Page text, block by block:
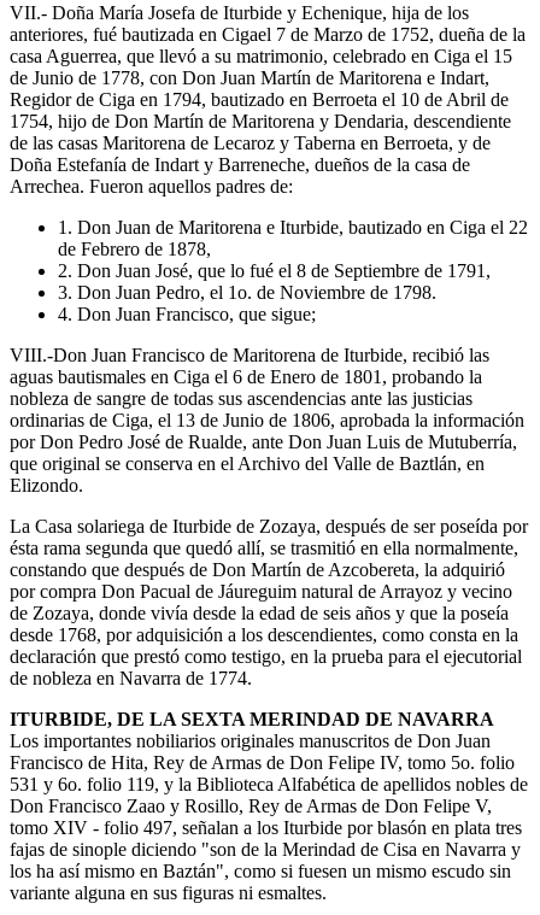
VII.- Doña María Josefa de Iturbide y Echenique, hija de los
anteriores, fué bautizada en Cigael 7 de Marzo de 1752, dueña de la
casa Aguerrea, que llevó a su matrimonio, celebrado en Ciga el 15
de Junio de 1778, con Don Juan Martín de Maritorena e Indart,
Regidor de Ciga en 1794, bautizado en Berroeta el 10 de Abril de
1754, hijo de Don Martín de Maritorena y Dendaria, descendiente
de las casas Maritorena de Lecaroz y Taberna en Berroeta, y de
Doña Estefanía de Indart y Barreneche, dueños de la casa de
Arrechea. Fueron aquellos padres de:
1. Don Juan de Maritorena e Iturbide, bautizado en Ciga el 22
de Febrero de 1878,
2. Don Juan José, que lo fué el 8 de Septiembre de 1791,
3. Don Juan Pedro, el 1o. de Noviembre de 1798.
4. Don Juan Francisco, que sigue;
VIII.-Don Juan Francisco de Maritorena de Iturbide, recibió las
aguas bautismales en Ciga el 6 de Enero de 1801, probando la
nobleza de sangre de todas sus ascendencias ante las justicias
ordinarias de Ciga, el 13 de Junio de 1806, aprobada la información
por Don Pedro José de Rualde, ante Don Juan Luis de Mutuberría,
que original se conserva en el Archivo del Valle de Baztlán, en
Elizondo.
La Casa solariega de Iturbide de Zozaya, después de ser poseída por
ésta rama segunda que quedó allí, se trasmitió en ella normalmente,
constando que después de Don Martín de Azcobereta, la adquirió
por compra Don Pacual de Jáureguim natural de Arrayoz y vecino
de Zozaya, donde vivía desde la edad de seis años y que la poseía
desde 1768, por adquisición a los descendientes, como consta en la
declaración que prestó como testigo, en la prueba para el ejecutorial
de nobleza en Navarra de 1774.
ITURBIDE, DE LA SEXTA MERINDAD DE NAVARRA
Los importantes nobiliarios originales manuscritos de Don Juan
Francisco de Hita, Rey de Armas de Don Felipe IV, tomo 5o. folio
531 y 6o. folio 119, y la Biblioteca Alfabética de apellidos nobles de
Don Francisco Zaao y Rosillo, Rey de Armas de Don Felipe V,
tomo XIV - folio 497, señalan a los Iturbide por blasón en plata tres
fajas de sinople diciendo "son de la Merindad de Cisa en Navarra y
los ha así mismo en Baztán", como si fuesen un mismo escudo sin
variante alguna en sus figuras ni esmaltes.